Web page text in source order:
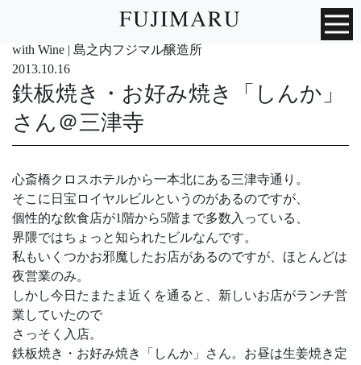
with Wine | 島之内フジマル醸造所
2013.10.16
鉄板焼き・お好み焼き「しんか」
さん＠三津寺
心斎橋クロスホテルから一本北にある三津寺通り。
そこに日宝ロイヤルビルというのがあるのですが、
個性的な飲食店が1階から5階まで多数入っている、
界隈ではちょっと知られたビルなんです。
私もいくつかお邪魔したお店があるのですが、ほとんどは
夜営業のみ。
しかし今日たまたま近くを通ると、新しいお店がランチ営
業していたので
さっそく入店。
鉄板焼き・お好み焼き「しんか」さん。お昼は生姜焼き定